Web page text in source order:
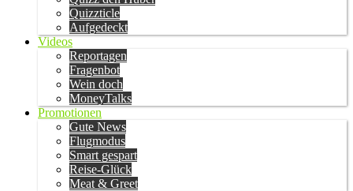
Quizzticle
Aufgedeckt
Videos
Reportagen
Fragenbot
Wein doch
MoneyTalks
Promotionen
Gute News
Flugmodus
Smart gespart
Reise-Glück
Meat & Greet